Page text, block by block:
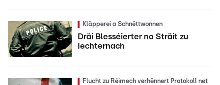
Kläpperei a Schnëttwonnen
Dräi Blesséierter no Sträit zu
Iechternach
Flucht zu Réimech verhënnert Protokoll net